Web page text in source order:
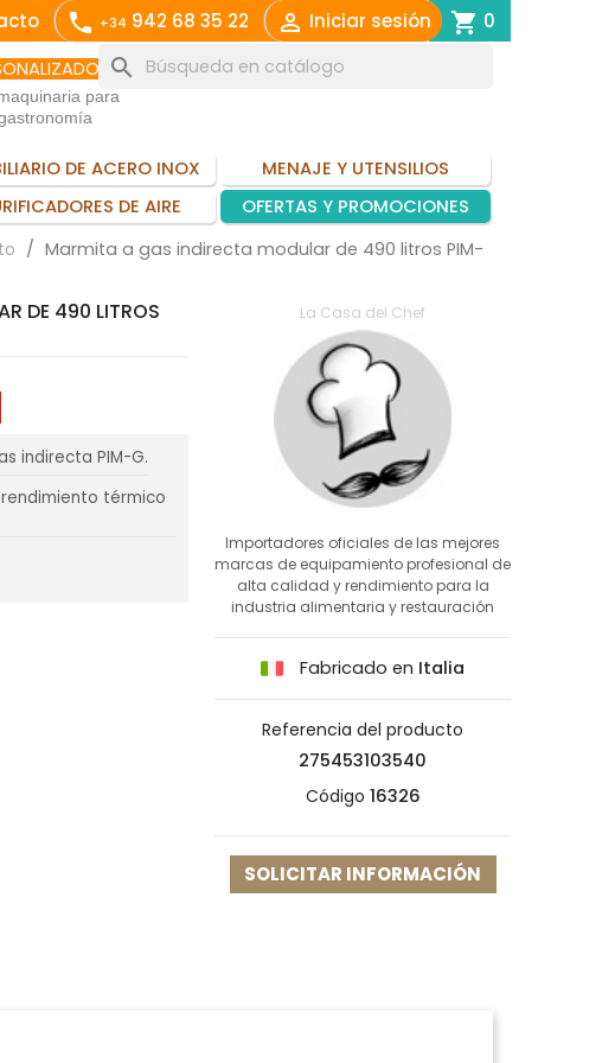
call +34 942 68 35 22  Iniciar sesión shopping_cart 0
para
search
DE ACERO INOX
MENAJE Y UTENSILIOS
DE AIRE OFERTAS Y PROMOCIONES
Marmita a gas indirecta modular de 490 litros PIM-
DE 490 LITROS
indirecta PIM-G.
térmico
La Casa del Chef
Importadores oficiales de las mejores
marcas de equipamiento profesional de
alta calidad y rendimiento para la
industria alimentaria y restauración
Fabricado en Italia
Referencia del producto
275453103540
Código 16326
SOLICITAR INFORMACIÓN